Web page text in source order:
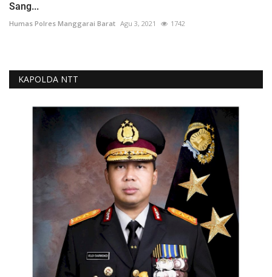
Sang...
Humas Polres Manggarai Barat Agu 3, 2021 1742
KAPOLDA NTT